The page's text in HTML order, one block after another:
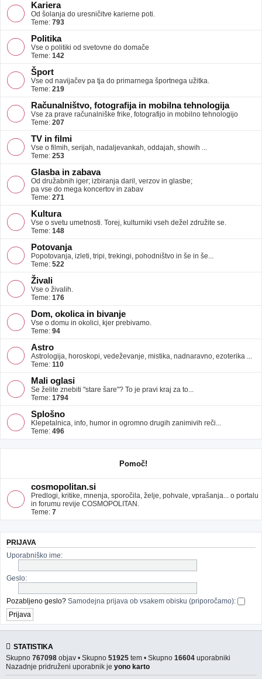
Kariera
Od šolanja do uresničitve karierne poti.
Teme: 793
Politika
Vse o politiki od svetovne do domače
Teme: 142
Šport
Vse od navijačev pa tja do primarnega športnega užitka.
Teme: 219
Računalništvo, fotografija in mobilna tehnologija
Vse za prave računalniške frike, fotografijo in mobilno tehnologijo
Teme: 207
TV in filmi
Vse o filmih, serijah, nadaljevankah, oddajah, showih ...
Teme: 253
Glasba in zabava
Od družabnih iger; izbiranja daril, verzov in glasbe;
pa vse do mega koncertov in zabav
Teme: 271
Kultura
Vse o svetu umetnosti. Torej, kulturniki vseh dežel združite se.
Teme: 148
Potovanja
Popotovanja, izleti, tripi, trekingi, pohodništvo in še in še...
Teme: 522
Živali
Vse o živalih.
Teme: 176
Dom, okolica in bivanje
Vse o domu in okolici, kjer prebivamo.
Teme: 94
Astro
Astrologija, horoskopi, vedeževanje, mistika, nadnaravno, ezoterika ...
Teme: 110
Mali oglasi
Se želite znebiti "stare šare"? To je pravi kraj za to...
Teme: 1794
Splošno
Klepetalnica, info, humor in ogromno drugih zanimivih reči...
Teme: 496
Pomoč!
cosmopolitan.si
Predlogi, kritike, mnenja, sporočila, želje, pohvale, vprašanja... o portalu
in forumu revije COSMOPOLITAN.
Teme: 7
PRIJAVA
Uporabniško ime:
Geslo:
Pozabljeno geslo? Samodejna prijava ob vsakem obisku (priporočamo):
STATISTIKA
Skupno 767098 objav • Skupno 51925 tem • Skupno 16604 uporabniki
Nazadnje pridruženi uporabnik je yono karto